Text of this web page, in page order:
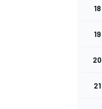
18
19
20
21